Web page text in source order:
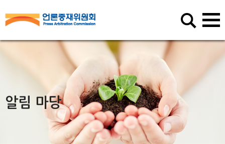
알림 마당